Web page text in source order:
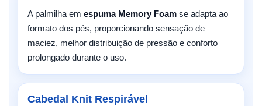
A palmilha em espuma Memory Foam se adapta ao
formato dos pés, proporcionando sensação de
maciez, melhor distribuição de pressão e conforto
prolongado durante o uso.
Cabedal Knit Respirável